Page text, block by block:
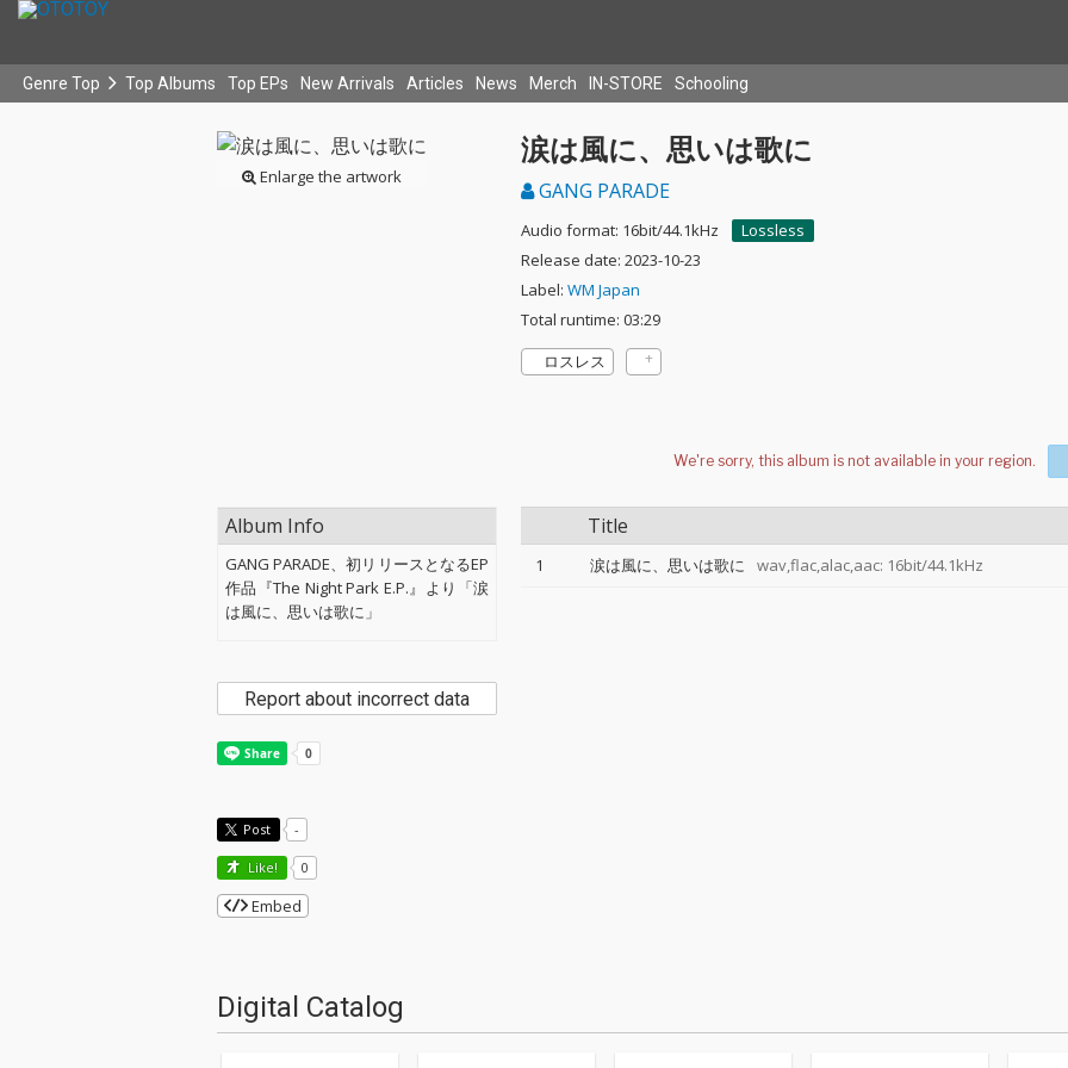
Genre Top Top Albums Top EPs New Arrivals Articles News Merch IN-STORE Schooling
Enlarge the artwork
涙は風に、思いは歌に
GANG PARADE
Audio format: 16bit/44.1kHz
Lossless
Release date: 2023-10-23
Label: WM Japan
Total runtime: 03:29
ロスレス
Title
1 涙は風に、思いは歌に wav,flac,alac,aac: 16bit/44.1kHz
Album Info
GANG PARADE、初リリースとなるEP
作品『The Night Park E.P.』より「涙
は風に、思いは歌に」
Report about incorrect data
Post -
Like! 0
Embed
Digital Catalog